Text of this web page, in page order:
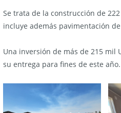
Se trata de la construcción de
incluye además pavimentación
Una inversión de más de 215 mil
su entrega para fines de este año.